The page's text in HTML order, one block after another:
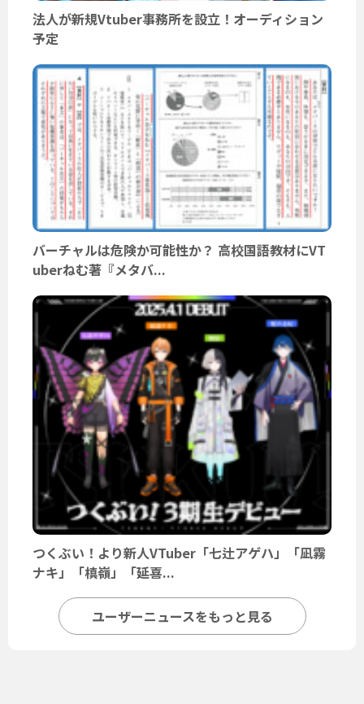
法人が新規Vtuber事務所を設立！オーディション
予定
バーチャルは危険か可能性か？ 高校国語教材にVT
uberねむ著『メタバ...
つくぶい！より新人VTuber「七辻アゲハ」「凪霧
ナキ」「槙嶺」「延喜...
ユーザーニュースをもっと見る